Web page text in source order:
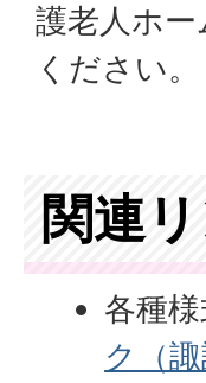
護老人ホ
ください。
関連
各種
ク（